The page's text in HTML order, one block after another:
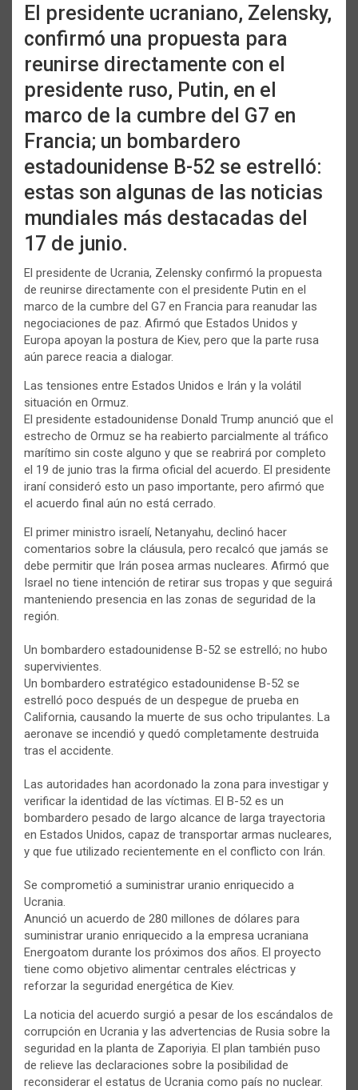
El presidente ucraniano, Zelensky,
confirmó una propuesta para
reunirse directamente con el
presidente ruso, Putin, en el
marco de la cumbre del G7 en
Francia; un bombardero
estadounidense B-52 se estrelló:
estas son algunas de las noticias
mundiales más destacadas del
17 de junio.
El presidente de Ucrania, Zelensky confirmó la propuesta
de reunirse directamente con el presidente Putin en el
marco de la cumbre del G7 en Francia para reanudar las
negociaciones de paz. Afirmó que Estados Unidos y
Europa apoyan la postura de Kiev, pero que la parte rusa
aún parece reacia a dialogar.
Las tensiones entre Estados Unidos e Irán y la volátil
situación en Ormuz.
El presidente estadounidense Donald Trump anunció que el
estrecho de Ormuz se ha reabierto parcialmente al tráfico
marítimo sin coste alguno y que se reabrirá por completo
el 19 de junio tras la firma oficial del acuerdo. El presidente
iraní consideró esto un paso importante, pero afirmó que
el acuerdo final aún no está cerrado.
El primer ministro israelí, Netanyahu, declinó hacer
comentarios sobre la cláusula, pero recalcó que jamás se
debe permitir que Irán posea armas nucleares. Afirmó que
Israel no tiene intención de retirar sus tropas y que seguirá
manteniendo presencia en las zonas de seguridad de la
región.
Un bombardero estadounidense B-52 se estrelló; no hubo
supervivientes.
Un bombardero estratégico estadounidense B-52 se
estrelló poco después de un despegue de prueba en
California, causando la muerte de sus ocho tripulantes. La
aeronave se incendió y quedó completamente destruida
tras el accidente.
Las autoridades han acordonado la zona para investigar y
verificar la identidad de las víctimas. El B-52 es un
bombardero pesado de largo alcance de larga trayectoria
en Estados Unidos, capaz de transportar armas nucleares,
y que fue utilizado recientemente en el conflicto con Irán.
Se comprometió a suministrar uranio enriquecido a
Ucrania.
Anunció un acuerdo de 280 millones de dólares para
suministrar uranio enriquecido a la empresa ucraniana
Energoatom durante los próximos dos años. El proyecto
tiene como objetivo alimentar centrales eléctricas y
reforzar la seguridad energética de Kiev.
La noticia del acuerdo surgió a pesar de los escándalos de
corrupción en Ucrania y las advertencias de Rusia sobre la
seguridad en la planta de Zaporiyia. El plan también puso
de relieve las declaraciones sobre la posibilidad de
reconsiderar el estatus de Ucrania como país no nuclear.